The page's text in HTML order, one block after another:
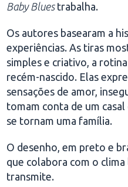
Baby Bluestrabalha.
Os autores basearam a
experiências. As tiras
simples e criativo, a
recém-nascido. Elas
sensações de amor,
tomam conta de um
se tornam uma família.
O desenho, em preto e
que colabora com o
transmite.